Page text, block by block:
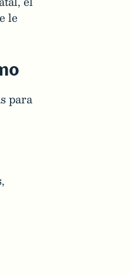
le
para